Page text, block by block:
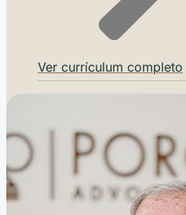
Ver currículum completo